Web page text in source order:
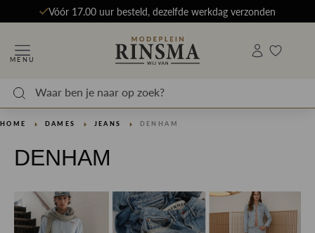
Vóór 17.00 uur besteld, dezelfde werkdag verzonden
MENU
HOME DAMES JEANS DENHAM
DENHAM